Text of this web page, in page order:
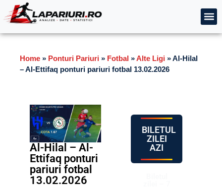
Home » Ponturi Pariuri » Fotbal »Alte Ligi »Al-Hilal
– Al-Ettifaq ponturi pariuri fotbal 13.02.2026
Al-Hilal – Al-
Ettifaq ponturi
pariuri fotbal
13.02.2026
BILETUL
ZILEI
AZI